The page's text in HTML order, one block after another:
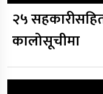
२५
कालोसूचीमा